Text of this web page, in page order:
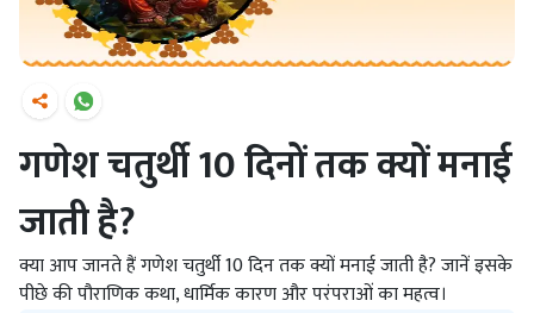
गणेश चतुर्थी 10 दिनों तक क्यों मनाई
जाती है?
क्या आप जानते हैं गणेश चतुर्थी 10 दिन तक क्यों मनाई जाती है? जानें इसके
पीछे की पौराणिक कथा, धार्मिक कारण और परंपराओं का महत्व।